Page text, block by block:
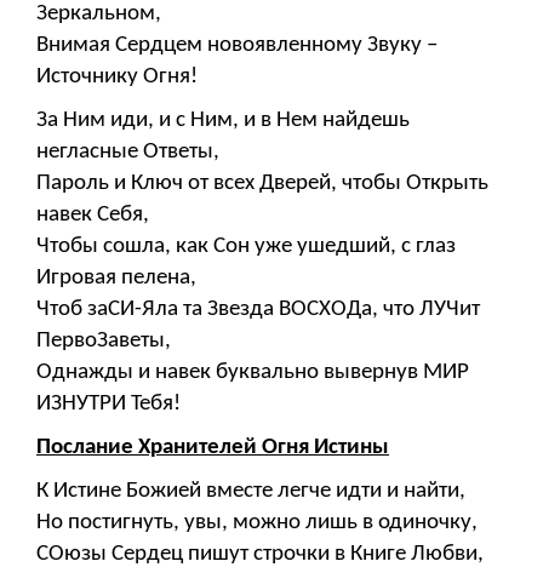
Зеркальном,
Внимая Сердцем новоявленному Звуку –
Источнику Огня!
За Ним иди, и с Ним, и в Нем найдешь
негласные Ответы,
Пароль и Ключ от всех Дверей, чтобы Открыть
навек Себя,
Чтобы сошла, как Сон уже ушедший, с глаз
Игровая пелена,
Чтоб заСИ-Яла та Звезда ВОСХОДа, что ЛУЧит
ПервоЗаветы,
Однажды и навек буквально вывернув МИР
ИЗНУТРИ Тебя!
Послание Хранителей Огня Истины
К Истине Божией вместе легче идти и найти,
Но постигнуть, увы, можно лишь в одиночку,
СОюзы Сердец пишут строчки в Книге Любви,